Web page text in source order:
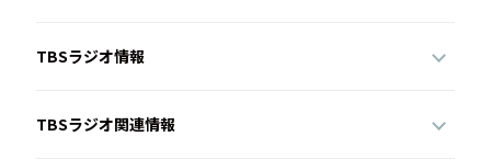
TBSラジオ情報
TBSラジオ関連情報